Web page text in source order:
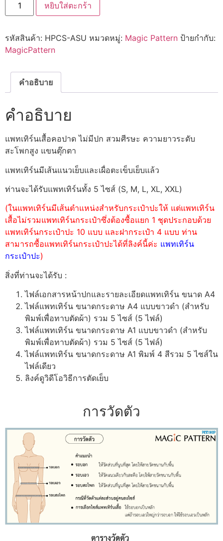
หยิบใส่ตะกร้า
รหัสสินค้า: HPCS-ASU หมวดหมู่: Magic Pattern ป้ายกำกับ:
MagicPattern
คำอธิบาย
คำอธิบาย
แพทเทิร์นเสื้อคอปาด ไม่มีปก สวมศีรษะ ความยาวระดับ
สะโพกสูง แขนตุ๊กตา
แพทเทิร์นมีเส้นแนวเย็บและเผื่อตะเข็บเย็บแล้ว
ท่านจะได้รับแพทเทิร์นทั้ง 5 ไซส์ (S, M, L, XL, XXL)
(ในแพทเทิร์นมีเส้นตำแหน่งสำหรับกระเป๋าปะให้ แต่แพทเทิร์น
เสื้อไม่รวมแพทเทิร์นกระเป๋าซึ่งต้องซื้อแยก 1 ชุดประกอบด้วย
แพทเทิร์นกระเป๋าปะ 10 แบบ และฝากระเป๋า 4 แบบ ท่าน
สามารถซื้อแพทเทิร์นกระเป๋าปะได้ที่ลิงค์นี้ค่ะ แพทเทิร์น
กระเป๋าปะ)
สิ่งที่ท่านจะได้รับ :
ไฟล์เอกสารหน้าปกและรายละเอียดแพทเทิร์น ขนาด A4
ไฟล์แพทเทิร์น ขนาดกระดาษ A4 แบบขาวดำ (สำหรับ
พิมพ์เพื่อทาบตัดผ้า) รวม 5 ไซส์ (5 ไฟล์)
ไฟล์แพทเทิร์น ขนาดกระดาษ A1 แบบขาวดำ (สำหรับ
พิมพ์เพื่อทาบตัดผ้า) รวม 5 ไซส์ (5 ไฟล์)
ไฟล์แพทเทิร์น ขนาดกระดาษ A1 พิมพ์ 4 สีรวม 5 ไซส์ใน
ไฟล์เดียว
ลิงค์ดูวิดีโอวิธีการตัดเย็บ
การวัดตัว